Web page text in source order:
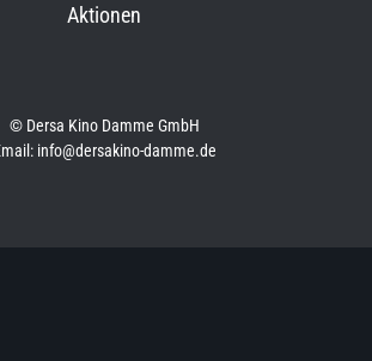
Aktionen
© Dersa Kino Damme GmbH
info@dersakino-damme.de